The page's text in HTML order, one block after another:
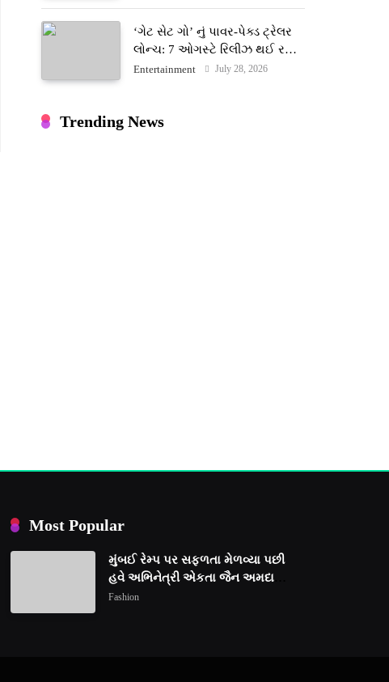
‘ગેટ સેટ ગો’ નું પાવર-પેક્ડ ટ્રેલર
લોન્ચ: 7 ઓગસ્ટે રિલીઝ થઈ રહેલ
આ ફિલ્મમાં હાઇ-ટેક VFX જોવા
Entertainment July 28, 2026
Trending News
Most Popular
મુંબઈ રેમ્પ પર સફળતા મેળવ્યા પછી
હવે અભિનેત્રી એકતા જૈન અમદાવાદ
ફેશન વીકમાં પોતાની પ્રતિભા
Fashion